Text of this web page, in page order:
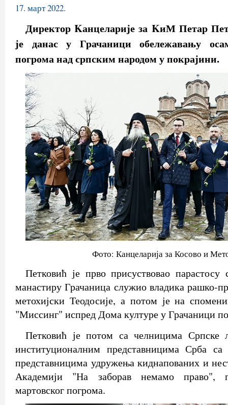
17. март 2022.
Директор Kанцеларије за KиМ Петар
је данас у Грачаници обележавању
погрома над српским народом у покрајини.
Фото: Канцеларија за Косово и
Петковић је прво присуствовао парастосу
манастиру Грачаница служио владика рашко-
метохијски Теодосије, а потом је на
"Миссинг" испред Дома културе у Грачаници
Петковић је потом са челницима Српске
институционалним представницима Срба
представницима удружења киднапованих и
Академији "На заборав немамо право",
мартовског погрома.